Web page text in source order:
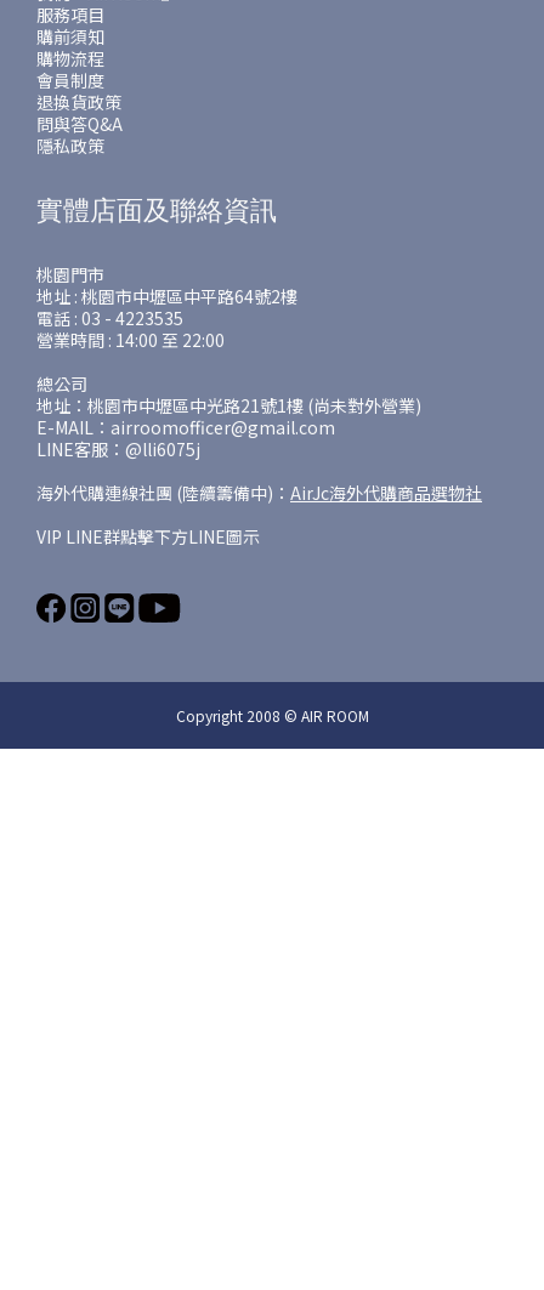
服務項目
購前須知
購物流程
會員制度
退換貨政策
問與答Q&A
隱私政策
實體店面及聯絡資訊
桃園門市
地址 : 桃園市中壢區中平路64號2樓
電話 : 03 - 4223535
營業時間 : 14:00 至 22:00
總公司
地址：桃園市中壢區中光路21號1樓 (尚未對外營業)
E-MAIL：airroomofficer@gmail.com
LINE客服：@lli6075j
海外代購連線社團 (陸續籌備中)： AirJc海外代購商品選物社
VIP LINE群點擊下方LINE圖示
Copyright 2008 © AIR ROOM